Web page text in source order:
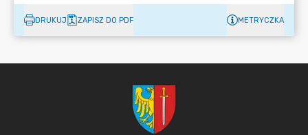
DRUKUJ ZAPISZ DO PDF METRYCZKA